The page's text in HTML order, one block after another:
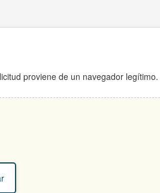
proviene de un navegador legítimo.